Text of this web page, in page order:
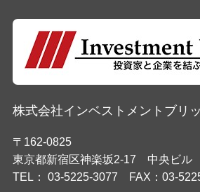
株式会社インベストメントブリ
〒162-0825
東京都新宿区神楽坂2-17 中央ビル
TEL： 03-5225-3077 FAX：03-